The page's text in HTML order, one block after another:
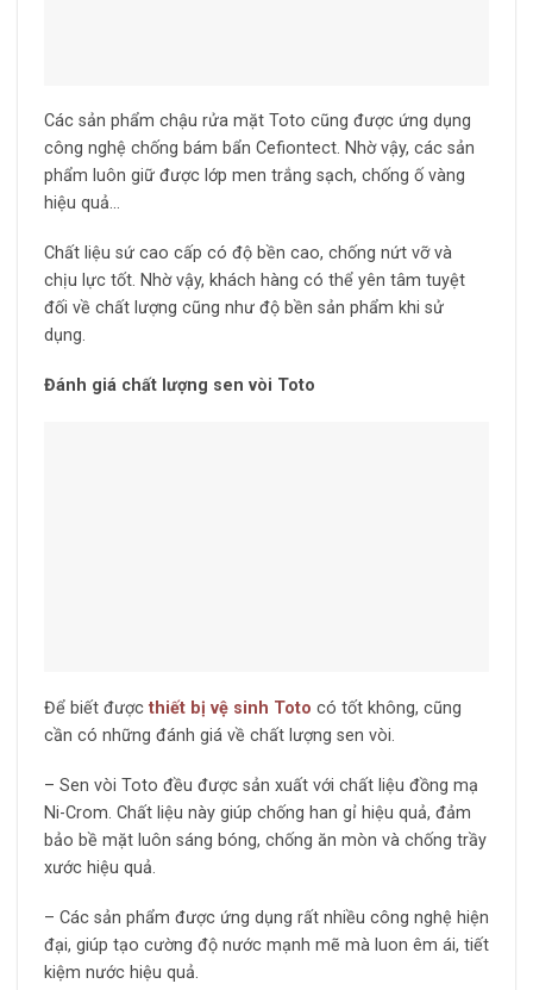
Các sản phẩm chậu rửa mặt Toto cũng được ứng dụng
công nghệ chống bám bẩn Cefiontect. Nhờ vậy, các sản
phẩm luôn giữ được lớp men trắng sạch, chống ố vàng
hiệu quả…
Chất liệu sứ cao cấp có độ bền cao, chống nứt vỡ và
chịu lực tốt. Nhờ vậy, khách hàng có thể yên tâm tuyệt
đối về chất lượng cũng như độ bền sản phẩm khi sử
dụng.
Đánh giá chất lượng sen vòi Toto
Để biết được thiết bị vệ sinh Toto có tốt không, cũng
cần có những đánh giá về chất lượng sen vòi.
– Sen vòi Toto đều được sản xuất với chất liệu đồng mạ
Ni-Crom. Chất liệu này giúp chống han gỉ hiệu quả, đảm
bảo bề mặt luôn sáng bóng, chống ăn mòn và chống trầy
xước hiệu quả.
– Các sản phẩm được ứng dụng rất nhiều công nghệ hiện
đại, giúp tạo cường độ nước mạnh mẽ mà luon êm ái, tiết
kiệm nước hiệu quả.